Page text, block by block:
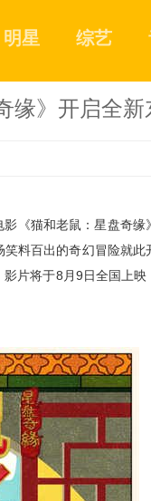
明星 综艺
缘》开启全
《猫和老鼠：星盘奇缘
笑料百出的奇幻冒险就此
影片将于8月9日全国上映